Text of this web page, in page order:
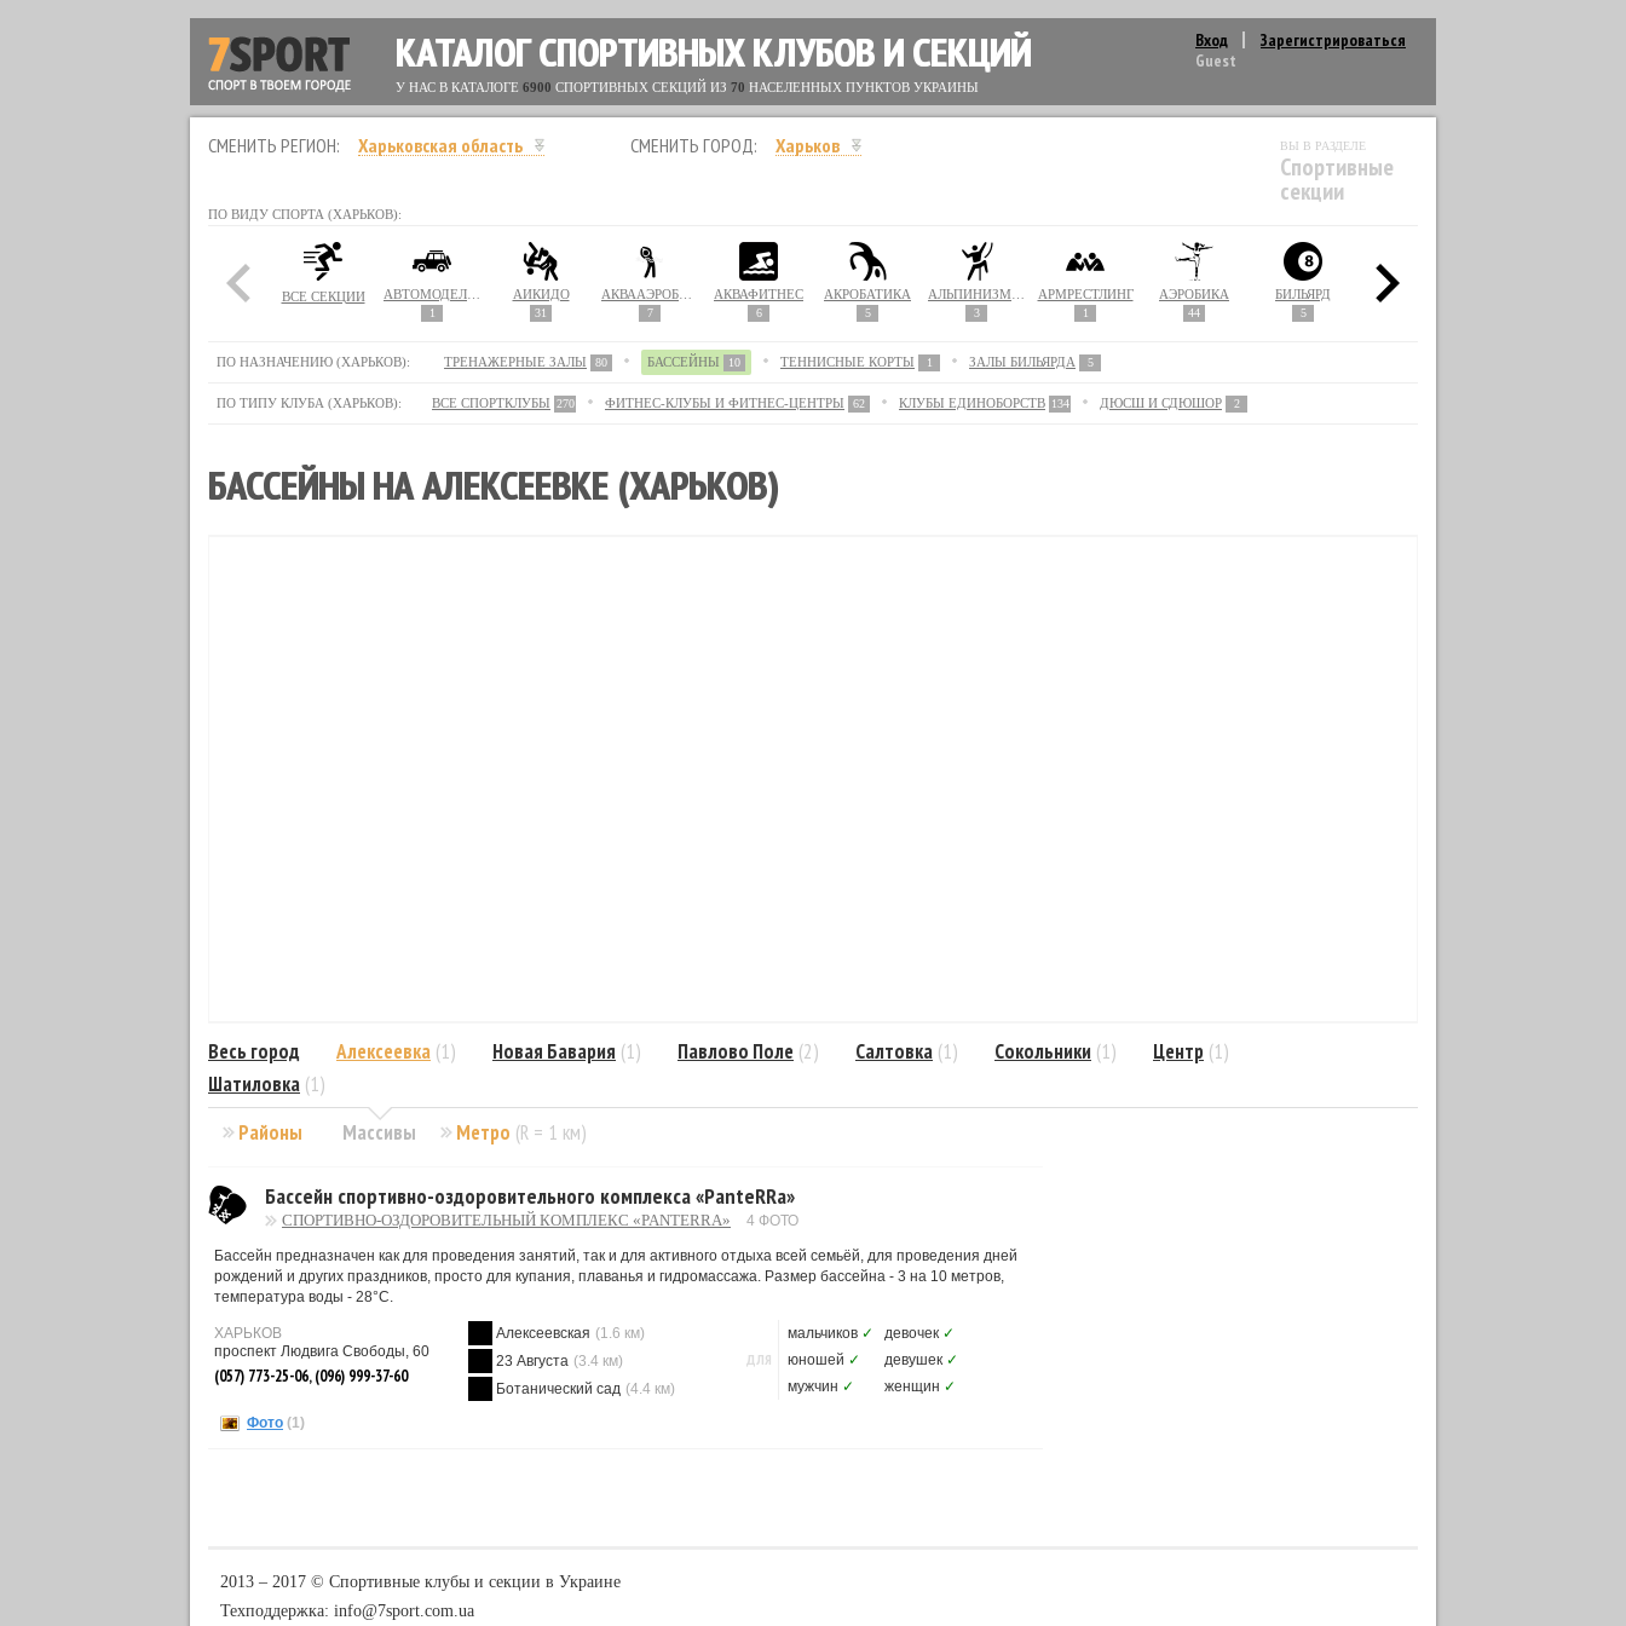
Вход
Зарегистрироваться
Guest
КАТАЛОГ СПОРТИВНЫХ КЛУБОВ И СЕКЦИЙ
У НАС В КАТАЛОГЕ 6900 СПОРТИВНЫХ СЕКЦИЙ ИЗ 70 НАСЕЛЕННЫХ ПУНКТОВ УКРАИНЫ
СМЕНИТЬ РЕГИОН: Харьковская область СМЕНИТЬ ГОРОД: Харьков ВЫ В РАЗДЕЛЕ
Спортивные
секции
ПО ВИДУ СПОРТА (ХАРЬКОВ):
ВСЕ СЕКЦИИ
1
АЙКИДО
31 7
АКВАФИТНЕС
6
АКРОБАТИКА
5 3
АРМРЕСТЛИНГ
1
АЭРОБИКА
44
БИЛЬЯРД
5
ПО НАЗНАЧЕНИЮ (ХАРЬКОВ): ТРЕНАЖЕРНЫЕ ЗАЛЫ 80 БАССЕЙНЫ 10 ТЕННИСНЫЕ КОРТЫ 1 ЗАЛЫ БИЛЬЯРДА 5
ПО ТИПУ КЛУБА (ХАРЬКОВ): ВСЕ СПОРТКЛУБЫ 270 ФИТНЕС-КЛУБЫ И ФИТНЕС-ЦЕНТРЫ 62 КЛУБЫ ЕДИНОБОРСТВ 134 ДЮСШ И СДЮШОР 2
БАССЕЙНЫ НА АЛЕКСЕЕВКЕ (ХАРЬКОВ)
Районы Массивы
Весь город Алексеевка (1) Новая Бавария (1) Павлово Поле (2) Салтовка (1) Сокольники (1) Центр (1)
Шатиловка (1)
Метро (R = 1 км)
Бассейн спортивно-оздоровительного комплекса «PanteRRa»
СПОРТИВНО-ОЗДОРОВИТЕЛЬНЫЙ КОМПЛЕКС «PANTERRA» 4 ФОТО
Бассейн предназначен как для проведения занятий, так и для активного отдыха всей семьёй, для проведения дней
рождений и других праздников, просто для купания, плаванья и гидромассажа. Размер бассейна - 3 на 10 метров,
температура воды - 28°C.
ХАРЬКОВ
проспект Людвига Свободы, 60
(057) 773-25-06, (096) 999-37-60
Алексеевская (1.6 км)
23 Августа (3.4 км)
Ботанический сад (4.4 км)
ДЛЯ
мальчиков ✓ девочек ✓
юношей ✓ девушек ✓
мужчин ✓ женщин ✓
Фото (1)
2013 ‒ 2017 © Спортивные клубы и секции в Украине
Техподдержка: info@7sport.com.ua